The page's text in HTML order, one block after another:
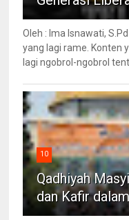
Oleh : Ima Isnawati,
yang lagi rame. Konten
lagi ngobrol-ngobrol
10
Qadhiyah
dan Kafir